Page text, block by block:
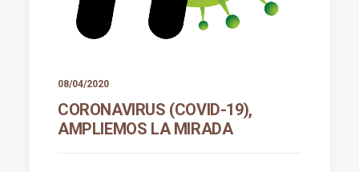
08/04/2020
CORONAVIRUS (COVID-19),
AMPLIEMOS LA MIRADA